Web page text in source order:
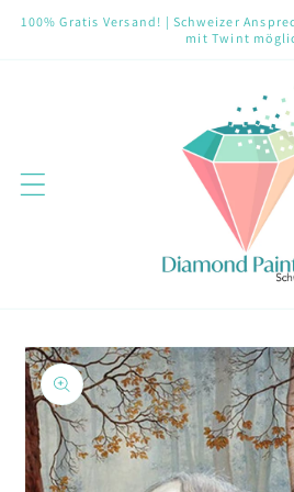
zum
100% Gratis Versand! | Schweizer
mit Twint